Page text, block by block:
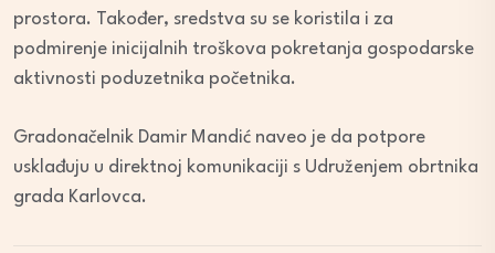
prostora. Također, sredstva su se koristila i za
podmirenje inicijalnih troškova pokretanja gospodarske
aktivnosti poduzetnika početnika.
Gradonačelnik Damir Mandić naveo je da potpore
usklađuju u direktnoj komunikaciji s Udruženjem obrtnika
grada Karlovca.